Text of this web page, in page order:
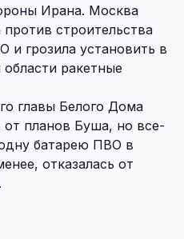
Ирана. Москва
строительства
и грозила установить в
ракетные
главы Белого Дома
от планов Буша, но все-
батарею ПВО в
отказалась от